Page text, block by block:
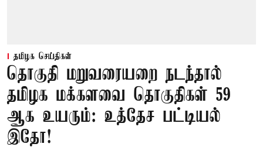
தமிழக செய்திகள்
தொகுதி மறுவரையறை நடந்தால்
தமிழக மக்களவை தொகுதிகள் 59
ஆக உயரும்: உத்தேச பட்டியல்
இதோ!